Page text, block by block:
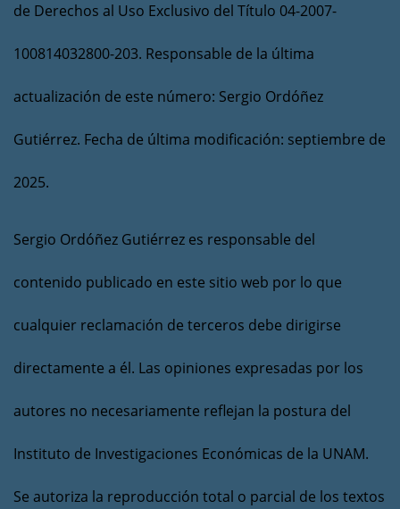
de Derechos al Uso Exclusivo del Título 04-2007-
100814032800-203. Responsable de la última
actualización de este número: Sergio Ordóñez
Gutiérrez. Fecha de última modificación: septiembre de
2025.
Sergio Ordóñez Gutiérrez es responsable del
contenido publicado en este sitio web por lo que
cualquier reclamación de terceros debe dirigirse
directamente a él. Las opiniones expresadas por los
autores no necesariamente reflejan la postura del
Instituto de Investigaciones Económicas de la UNAM.
Se autoriza la reproducción total o parcial de los textos